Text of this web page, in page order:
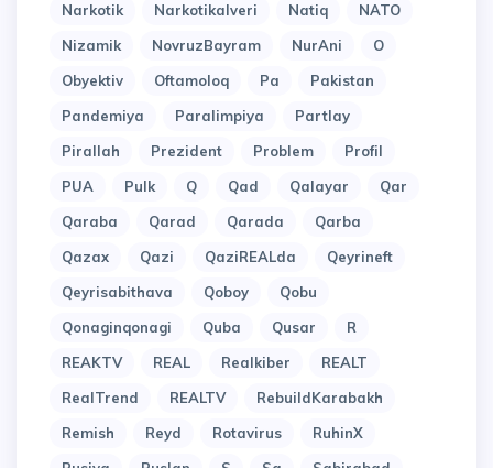
Narkotik
Narkotikalveri Natiq
NATO
Nizamik
NovruzBayram NurAni
O
Obyektiv
Oftamoloq Pa
Pakistan
Pandemiya
Paralimpiya
Partlay
Pirallah
Prezident Problem
Profil
PUA
Pulk Q Qad Qalayar
Qar
Qaraba
Qarad Qarada
Qarba
Qazax
Qazi QaziREALda
Qeyrineft
Qeyrisabithava
Qoboy
Qobu
Qonaginqonagi
Quba Qusar
R
REAKTV
REAL Realkiber
REALT
RealTrend
REALTV
RebuildKarabakh
Remish
Reyd Rotavirus
RuhinX